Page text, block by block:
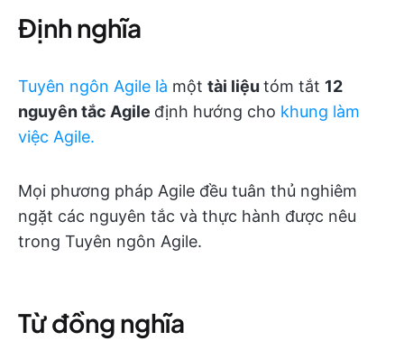
Định nghĩa
Tuyên ngôn Agile là một tài liệu tóm tắt 12
nguyên tắc Agile định hướng cho khung làm
việc Agile.
Mọi phương pháp Agile đều tuân thủ nghiêm
ngặt các nguyên tắc và thực hành được nêu
trong Tuyên ngôn Agile.
Từ đồng nghĩa